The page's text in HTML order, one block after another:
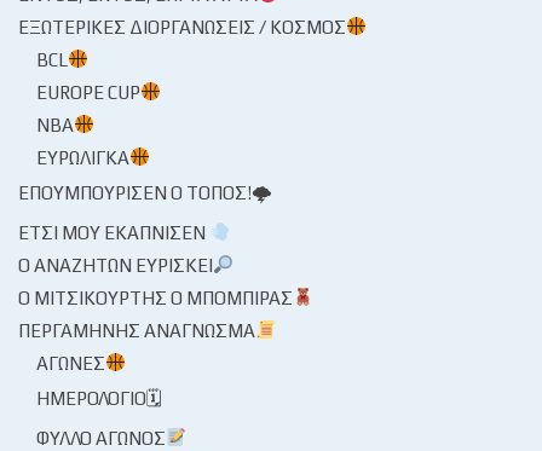
ΕΞΩΤΕΡΙΚΈΣ ΔΙΟΡΓΑΝΏΣΕΙΣ / ΚΌΣΜΟΣ
BCL
EUROPE CUP
NBA
ΕΥΡΩΛΊΓΚΑ
ΕΠΟΥΜΠΟΎΡΙΣΕΝ Ο ΤΌΠΟΣ!🌩
ΈΤΣΙ ΜΟΥ ΕΚΆΠΝΙΣΕΝ
Ο ΑΝΑΖΗΤΏΝ ΕΥΡΊΣΚΕΙ
Ο ΜΙΤΣΙΚΟΥΡΤΉΣ Ο ΜΠΌΜΠΙΡΑΣ
ΠΕΡΓΑΜΗΝΉΣ ΑΝΆΓΝΩΣΜΑ
ΑΓΏΝΕΣ
ΗΜΕΡΟΛΌΓΙΟ🗓
ΦΎΛΛΟ ΑΓΏΝΟΣ